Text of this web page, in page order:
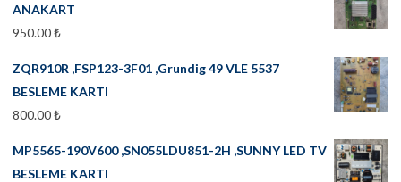
ANAKART
950.00₺
ZQR910R ,FSP123-3F01 ,Grundig 49 VLE 5537
BESLEME KARTI
800.00₺
MP5565-190V600 ,SN055LDU851-2H ,SUNNY LED TV
BESLEME KARTI